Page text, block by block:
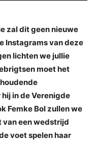
zal dit geen nieuwe
Instagrams van deze
lichten we jullie
moet het
in de Verenigde
Femke Bol zullen we
van een wedstrijd
voet spelen haar